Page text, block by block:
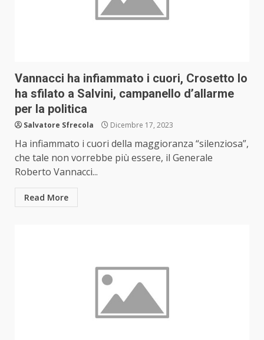
Vannacci ha infiammato i cuori, Crosetto lo
ha sfilato a Salvini, campanello d’allarme
per la politica
Salvatore Sfrecola Dicembre 17, 2023
Ha infiammato i cuori della maggioranza “silenziosa”,
che tale non vorrebbe più essere, il Generale
Roberto Vannacci...
Read More